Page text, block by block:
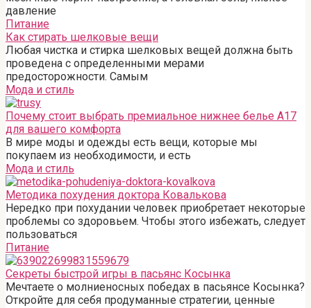
давление
Питание
Как стирать шелковые вещи
Любая чистка и стирка шелковых вещей должна быть
проведена с определенными мерами
предосторожности. Самым
Мода и стиль
Почему стоит выбрать премиальное нижнее белье A17
для вашего комфорта
В мире моды и одежды есть вещи, которые мы
покупаем из необходимости, и есть
Мода и стиль
Методика похудения доктора Ковалькова
Нередко при похудании человек приобретает некоторые
проблемы со здоровьем. Чтобы этого избежать, следует
пользоваться
Питание
Секреты быстрой игры в пасьянс Косынка
Мечтаете о молниеносных победах в пасьянсе Косынка?
Откройте для себя продуманные стратегии, ценные